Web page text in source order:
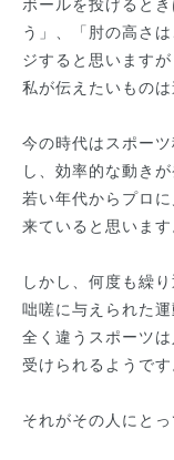
ボールを投げると
う」、「肘の高さ
ジすると思いますが
私が伝えたいものは
今の時代はスポー
し、効率的な動き
若い年代からプロ
来ていると思います
しかし、何度も繰
咄嗟に与えられた
全く違うスポーツ
受けられるようです
それがその人にと